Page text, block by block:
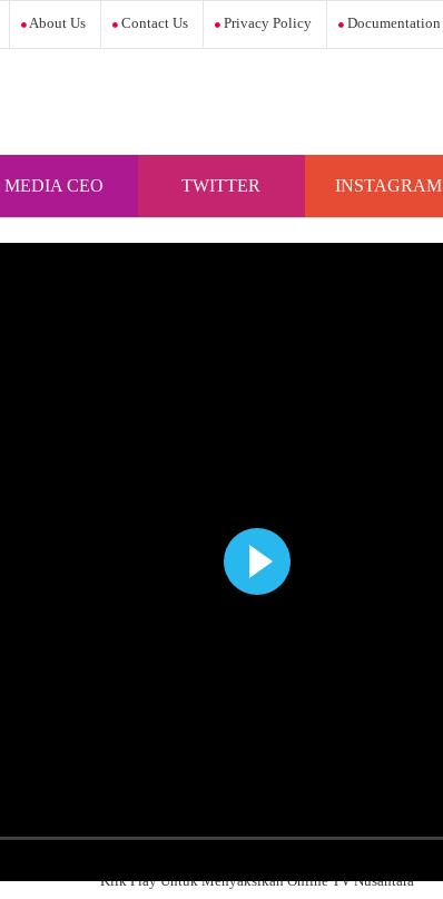
About Us Contact Us Privacy Policy Documentation
MEDIA CEO TWITTER INSTAGRAM
Klik Play Untuk Menyaksikan Online TV Nusantara